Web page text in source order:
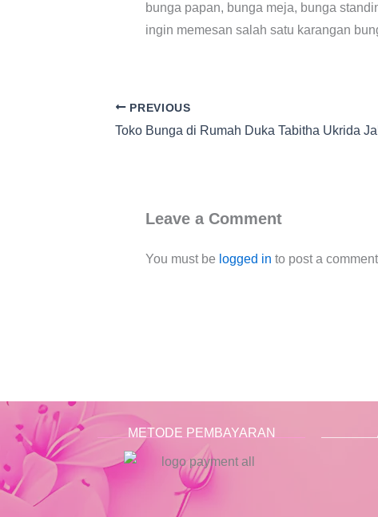
bunga papan, bunga meja, bunga
ingin memesan salah satu karangan
PREVIOUS
Leave a Comment
You must be logged in to post a
METODE PEMBAYARAN